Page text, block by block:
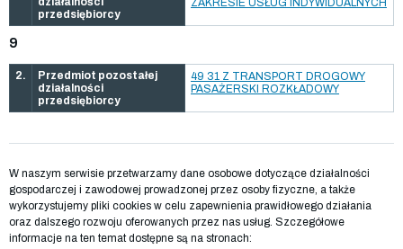
przedsiębiorcy
9
2.
Przedmiot pozostałej
działalności
przedsiębiorcy
49 31 Z TRANSPORT DROGOWY
PASAŻERSKI ROZKŁADOWY
W naszym serwisie przetwarzamy dane osobowe dotyczące działalności
gospodarczej i zawodowej prowadzonej przez osoby fizyczne, a także
wykorzystujemy pliki cookies w celu zapewnienia prawidłowego działania
oraz dalszego rozwoju oferowanych przez nas usług. Szczegółowe
informacje na ten temat dostępne są na stronach: